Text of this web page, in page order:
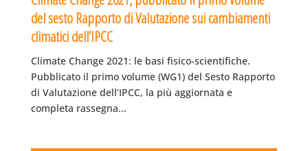
del sesto Rapporto di Valutazione sui cambiamenti
climatici dell’IPCC
Climate Change 2021: le basi fisico-scientifiche.
Pubblicato il primo volume (WG1) del Sesto Rapporto
di Valutazione dell’IPCC, la più aggiornata e
completa rassegna...